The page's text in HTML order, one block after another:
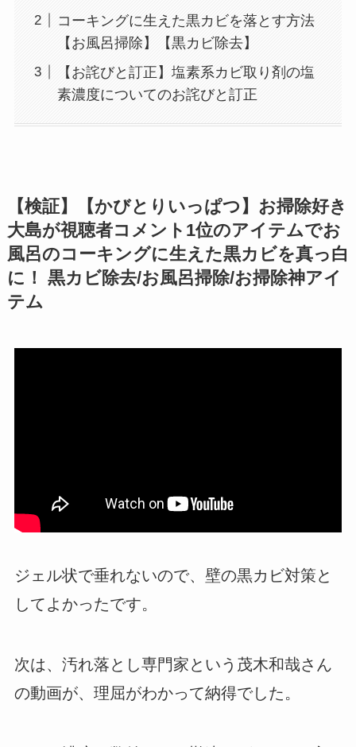
コーキングに生えた黒カビを落とす方法
【お風呂掃除】【黒カビ除去】
【お詫びと訂正】塩素系カビ取り剤の塩
素濃度についてのお詫びと訂正
【検証】【かびとりいっぱつ】お掃除好き
大島が視聴者コメント1位のアイテムでお
風呂のコーキングに生えた黒カビを真っ白
に！ 黒カビ除去/お風呂掃除/お掃除神アイ
テム
ジェル状で垂れないので、壁の黒カビ対策と
してよかったです。
次は、汚れ落とし専門家という茂木和哉さん
の動画が、理屈がわかって納得でした。